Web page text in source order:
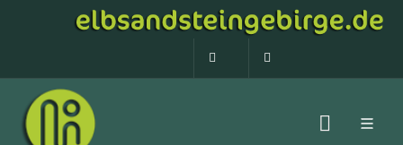
0160 99873408